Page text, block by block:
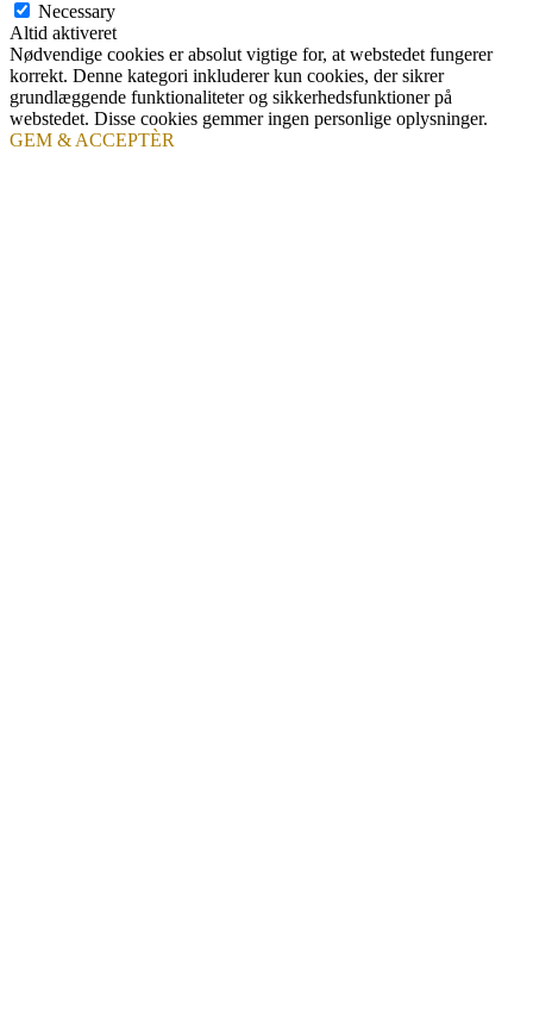
Necessary
Altid aktiveret
Nødvendige cookies er absolut vigtige for, at webstedet fungerer
korrekt. Denne kategori inkluderer kun cookies, der sikrer
grundlæggende funktionaliteter og sikkerhedsfunktioner på
webstedet. Disse cookies gemmer ingen personlige oplysninger.
GEM & ACCEPTÈR